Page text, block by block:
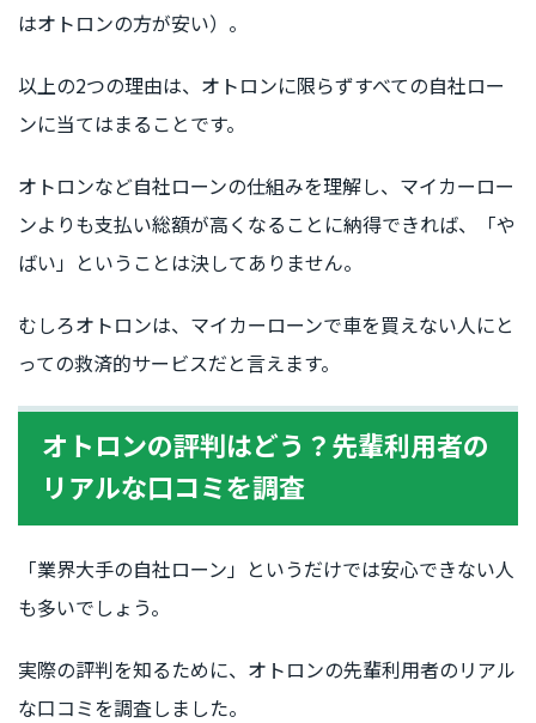
はオトロンの方が安い）。
以上の2つの理由は、オトロンに限らずすべての自社ロー
ンに当てはまることです。
オトロンなど自社ローンの仕組みを理解し、マイカーロー
ンよりも支払い総額が高くなることに納得できれば、「や
ばい」ということは決してありません。
むしろオトロンは、マイカーローンで車を買えない人にと
っての救済的サービスだと言えます。
オトロンの評判はどう？先輩利用者の
リアルな口コミを調査
「業界大手の自社ローン」というだけでは安心できない人
も多いでしょう。
実際の評判を知るために、オトロンの先輩利用者のリアル
な口コミを調査しました。